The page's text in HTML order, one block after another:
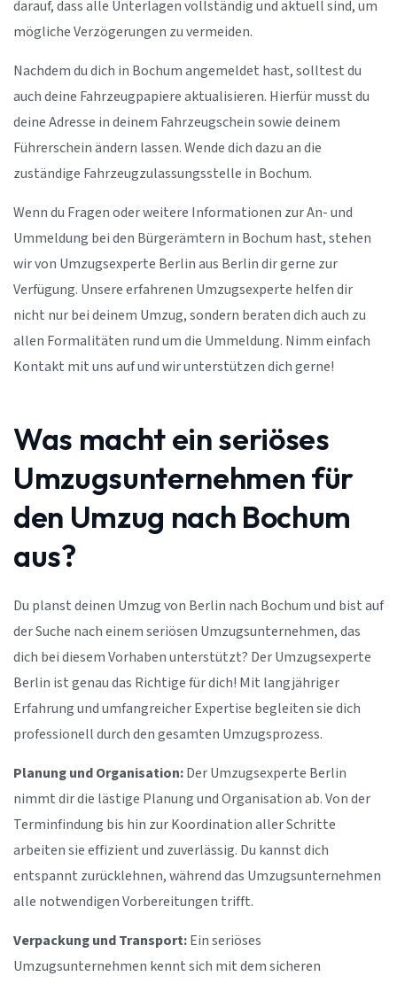
darauf, dass alle Unterlagen vollständig und aktuell sind, um
mögliche Verzögerungen zu vermeiden.
Nachdem du dich in Bochum angemeldet hast, solltest du
auch deine Fahrzeugpapiere aktualisieren. Hierfür musst du
deine Adresse in deinem Fahrzeugschein sowie deinem
Führerschein ändern lassen. Wende dich dazu an die
zuständige Fahrzeugzulassungsstelle in Bochum.
Wenn du Fragen oder weitere Informationen zur An- und
Ummeldung bei den Bürgerämtern in Bochum hast, stehen
wir von Umzugsexperte Berlin aus Berlin dir gerne zur
Verfügung. Unsere erfahrenen Umzugsexperte helfen dir
nicht nur bei deinem Umzug, sondern beraten dich auch zu
allen Formalitäten rund um die Ummeldung. Nimm einfach
Kontakt mit uns auf und wir unterstützen dich gerne!
Was macht ein seriöses
Umzugsunternehmen für
den Umzug nach Bochum
aus?
Du planst deinen Umzug von Berlin nach Bochum und bist auf
der Suche nach einem seriösen Umzugsunternehmen, das
dich bei diesem Vorhaben unterstützt? Der Umzugsexperte
Berlin ist genau das Richtige für dich! Mit langjähriger
Erfahrung und umfangreicher Expertise begleiten sie dich
professionell durch den gesamten Umzugsprozess.
Planung und Organisation:Der Umzugsexperte Berlin
nimmt dir die lästige Planung und Organisation ab. Von der
Terminfindung bis hin zur Koordination aller Schritte
arbeiten sie effizient und zuverlässig. Du kannst dich
entspannt zurücklehnen, während das Umzugsunternehmen
alle notwendigen Vorbereitungen trifft.
Verpackung und Transport:Ein seriöses
Umzugsunternehmen kennt sich mit dem sicheren